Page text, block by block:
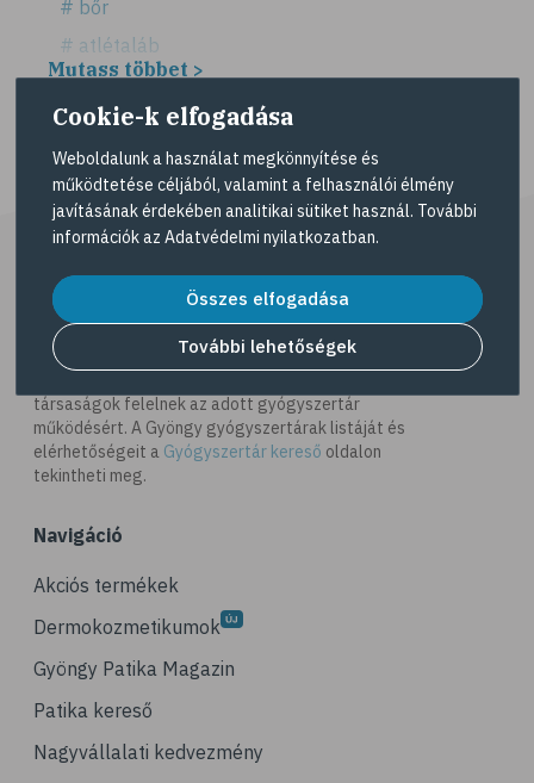
# bőr
# atlétaláb
# horzsolás
# sebkezelés
# sebfertőtlenítés
# elsősegély
# napégés
# égés
# C-vitamin
# @egeszsegmagazin
# öregedés
# ráncosodás
# fényvédelem
# fürdő
# peeling
# szauna
# bőrrák
Mutass többet >
A Gyöngy gyógyszertárat közforgalmú
társaságok felelnek az adott gyógyszertár
működésért. A Gyöngy gyógyszertárak listáját és
elérhetőségeit a Gyógyszertár kereső oldalon
tekintheti meg.
Navigáció
Akciós termékek
Dermokozmetikumok
Gyöngy Patika Magazin
Patika kereső
Nagyvállalati kedvezmény
Cookie-k elfogadása
Weboldalunk a használat megkönnyítése és
működtetése céljából, valamint a felhasználói élmény
javításának érdekében analitikai sütiket használ. További
információk az Adatvédelmi nyilatkozatban.
Összes elfogadása
További lehetőségek